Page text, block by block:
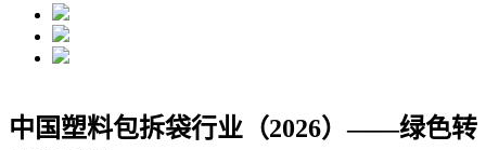
中国塑料包拆袋行业（2026）——绿色转